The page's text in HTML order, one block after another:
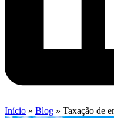
Início » Blog » Taxação de